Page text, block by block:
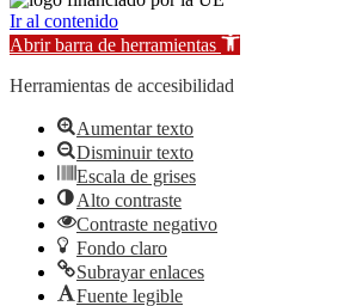
Ir al contenido
Abrir barra de herramientas
Herramientas de accesibilidad
Aumentar texto
Disminuir texto
Escala de grises
Alto contraste
Contraste negativo
Fondo claro
Subrayar enlaces
Fuente legible